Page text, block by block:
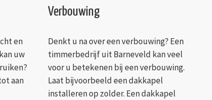
en
uw
aan
Verbouwing
Denkt u na over een verbouwing? Een
timmerbedrijf uit Barneveld kan veel
voor u betekenen bij een verbouwing.
Laat bijvoorbeeld een dakkapel
installeren op zolder. Een dakkapel